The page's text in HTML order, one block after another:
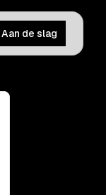
Aan de slag